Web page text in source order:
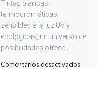
Tintas blancas,
termocromáticas,
sensibles a la luz UV y
ecológicas, un universo de
posibilidades ofrece...
Comentarios desactivadosen